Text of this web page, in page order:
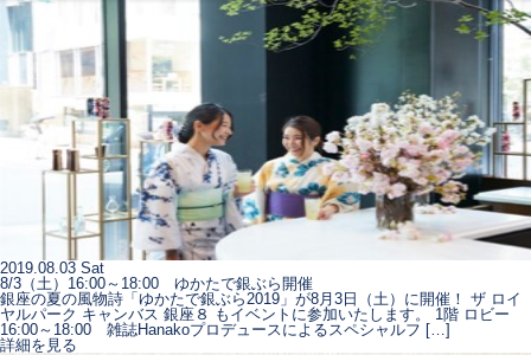
2019.08.03 Sat
8/3（土）16:00～18:00 ゆかたで銀ぶら開催
銀座の夏の風物詩「ゆかたで銀ぶら2019」が8月3日（土）に開催！ ザ ロイ
ヤルパーク キャンバス 銀座８ もイベントに参加いたします。 1階 ロビー
16:00～18:00 雑誌Hanakoプロデュースによるスペシャルフ […]
詳細を見る